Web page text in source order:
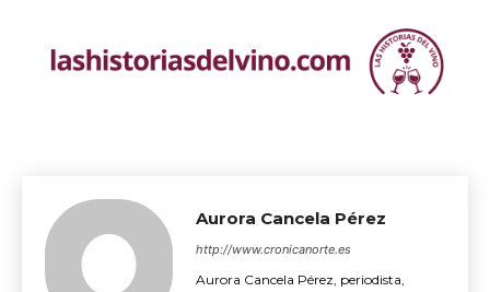
Aurora Cancela Pérez
http://www.cronicanorte.es
Aurora Cancela Pérez, periodista,